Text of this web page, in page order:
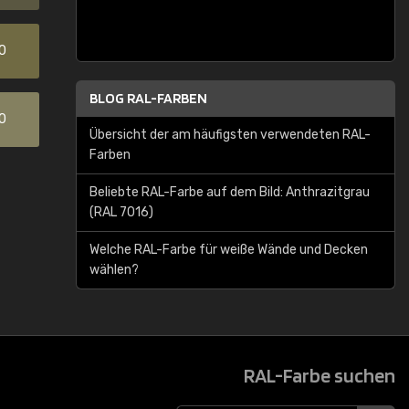
BLOG RAL-FARBEN
Übersicht der am häufigsten verwendeten RAL-
Farben
Beliebte RAL-Farbe auf dem Bild: Anthrazitgrau
(RAL 7016)
Welche RAL-Farbe für weiße Wände und Decken
wählen?
RAL-Farbe suchen